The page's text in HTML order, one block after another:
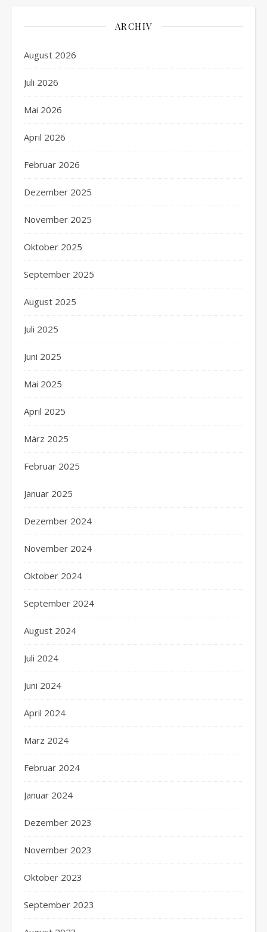
ARCHIV
August 2026
Juli 2026
Mai 2026
April 2026
Februar 2026
Dezember 2025
November 2025
Oktober 2025
September 2025
August 2025
Juli 2025
Juni 2025
Mai 2025
April 2025
März 2025
Februar 2025
Januar 2025
Dezember 2024
November 2024
Oktober 2024
September 2024
August 2024
Juli 2024
Juni 2024
April 2024
März 2024
Februar 2024
Januar 2024
Dezember 2023
November 2023
Oktober 2023
September 2023